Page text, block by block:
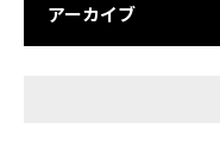
アーカイブ